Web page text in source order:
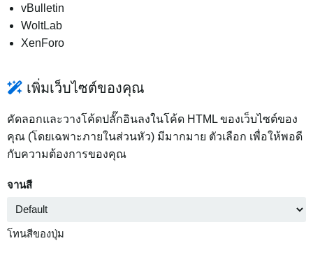
vBulletin
WoltLab
XenForo
เพิ่มเว็บไซต์ของคุณ
คัดลอกและวางโค้ดปลั๊กอินลงในโค้ด HTML ของเว็บไซต์ของ
คุณ (โดยเฉพาะภายในส่วนหัว) มีมากมาย ตัวเลือก เพื่อให้พอดี
กับความต้องการของคุณ
จานสี
โทนสีของปุ่ม